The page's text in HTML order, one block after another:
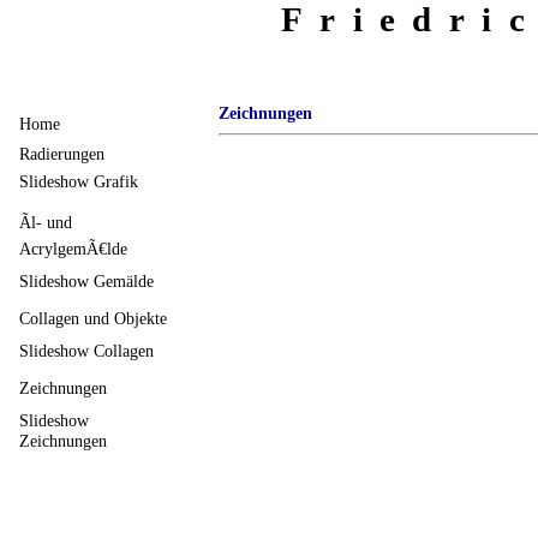
Zeichnungen
Home
Radierungen
Slideshow Grafik
Ãl- und
AcrylgemÃ€lde
Slideshow Gemälde
Collagen und Objekte
Slideshow Collagen
Zeichnungen
Slideshow
Zeichnungen